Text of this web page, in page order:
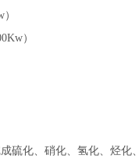
）
）
硫化、硝化、氢化、烃化